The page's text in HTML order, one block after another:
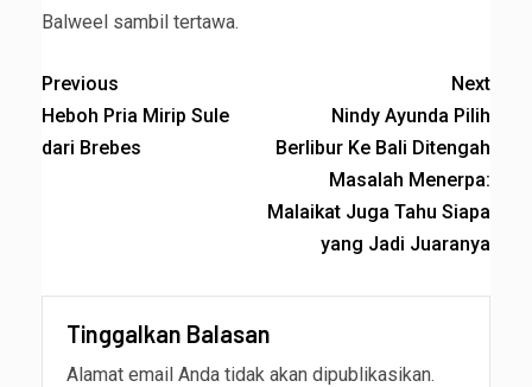
Balweel sambil tertawa.
Previous
Heboh Pria Mirip Sule
dari Brebes
Next
Nindy Ayunda Pilih
Berlibur Ke Bali Ditengah
Masalah Menerpa:
Malaikat Juga Tahu Siapa
yang Jadi Juaranya
Tinggalkan Balasan
Alamat email Anda tidak akan dipublikasikan.